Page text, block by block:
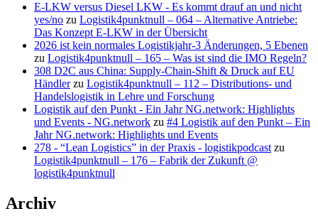
E-LKW versus Diesel LKW - Es kommt drauf an und nicht
yes/no zu Logistik4punktnull – 064 – Alternative Antriebe:
Das Konzept E-LKW in der Übersicht
2026 ist kein normales Logistikjahr-3 Änderungen, 5 Ebenen
zu Logistik4punktnull – 165 – Was ist sind die IMO Regeln?
308 D2C aus China: Supply-Chain-Shift & Druck auf EU
Händlerzu Logistik4punktnull – 112 – Distributions- und
Handelslogistik in Lehre und Forschung
Logistik auf den Punkt - Ein Jahr NG.network: Highlights
und Events - NG.network zu #4 Logistik auf den Punkt – Ein
Jahr NG.network: Highlights und Events
278 - “Lean Logistics” in der Praxis - logistikpodcast zu
Logistik4punktnull – 176 – Fabrik der Zukunft @
logistik4punktnull
Archiv